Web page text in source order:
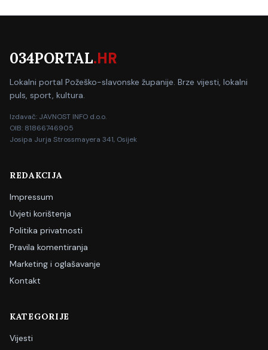
034PORTAL.HR
Lokalni portal Požeško-slavonske županije. Brze vijesti, lokalni
puls, sport, kultura.
Izdavač: JAVNOST INFO d.o.o.
OIB: 81866746905
Josipa Jurja Strossmayera 341, Osijek
REDAKCIJA
Impressum
Uvjeti korištenja
Politika privatnosti
Pravila komentiranja
Marketing i oglašavanje
Kontakt
KATEGORIJE
Vijesti